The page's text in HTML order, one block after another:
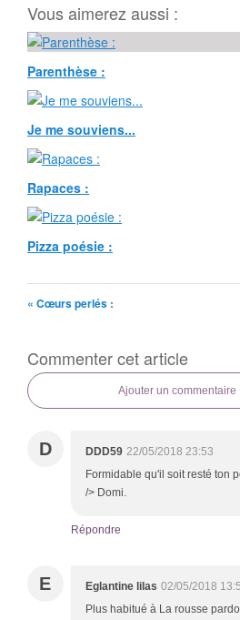
Vous aimerez aussi :
Parenthèse :
Je me souviens...
Rapaces :
Pizza poésie :
« Cœurs perlés :
Commenter cet article
Ajouter un commentaire
D DDD59 22/05/2018 23:53
Formidable qu'il soit resté ton
/> Domi.
Répondre
E Eglantine lilas 02/05/2018
Plus habitué à La rousse